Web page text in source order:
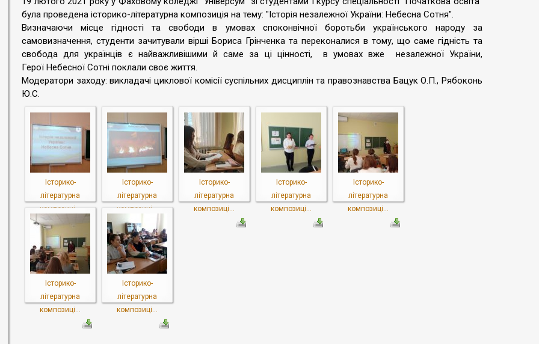
була проведена історико-літературна композиція на тему: "Історія незалежної України: Небесна Сотня".
Визначаючи місце гідності та свободи в умовах споконвічної боротьби українського народу за
самовизначення, студенти зачитували вірші Бориса Грінченка та переконалися в тому, що саме гідність та
свобода для українців є найважливішими й саме за ці цінності, в умовах вже незалежної України,
Герої Небесної Сотні поклали своє життя.
Модератори заходу: викладачі циклової комісії суспільних дисциплін та правознавства Бацук О.П., Рябоконь
Ю.С.
Історико-
літературна
композиці...
Історико-
літературна
композиці...
Історико-
літературна
композиці...
Історико-
літературна
композиці...
Історико-
літературна
композиці...
Історико-
літературна
композиці...
Історико-
літературна
композиці...